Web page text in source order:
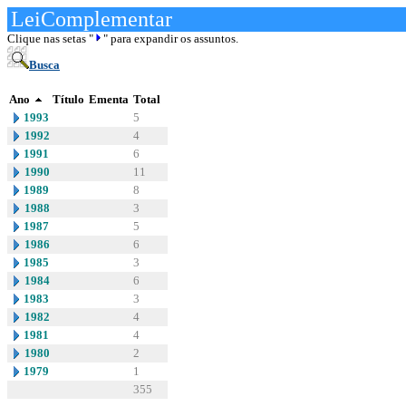
LeiComplementar
Clique nas setas "
" para expandir os assuntos.
Busca
Ano Título Ementa Total
1993
5
1992
4
1991
6
1990
11
1989
8
1988
3
1987
5
1986
6
1985
3
1984
6
1983
3
1982
4
1981
4
1980
2
1979
1
355